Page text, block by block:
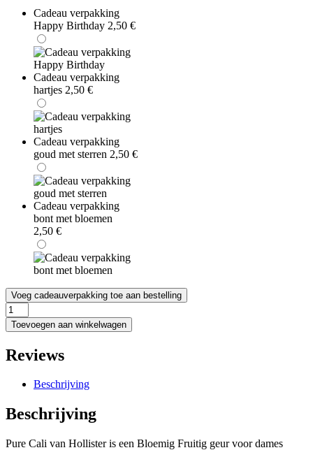
Cadeau verpakking
Happy Birthday 2,50 €
Cadeau verpakking
hartjes 2,50 €
Cadeau verpakking
goud met sterren 2,50 €
Cadeau verpakking
bont met bloemen
2,50 €
Voeg cadeauverpakking toe aan bestelling
Hollister
Pure
Cali
ml
Mist
Toevoegen aan winkelwagen
Reviews
Beschrijving
Beschrijving
Pure Cali van Hollister is een Bloemig Fruitig geur voor dames